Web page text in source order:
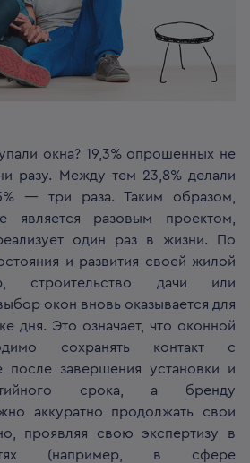
окна? 19,3% опрошенных не
разу. Между тем 23,8% делали
— три раза. Таким образом,
является разовым проектом,
один раз в жизни. По
и развития своей жилой
строительство дачи или
окон вновь оказывается для
дня. Это означает, что оконной
сохранять контакт с
после завершения установки и
срока, а бренду
аккуратно продолжать свои
проявляя свою экспертизу в
(например, в сфере